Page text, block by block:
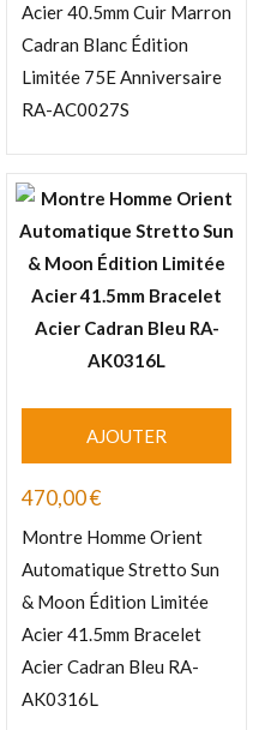
Acier 40.5mm Cuir Marron
Cadran Blanc Édition
Limitée 75E Anniversaire
RA-AC0027S
AJOUTER
470,00€
Montre Homme Orient
Automatique Stretto Sun
& Moon Édition Limitée
Acier 41.5mm Bracelet
Acier Cadran Bleu RA-
AK0316L